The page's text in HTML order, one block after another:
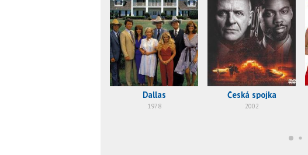
Dallas
1978
Česká spojka
2002